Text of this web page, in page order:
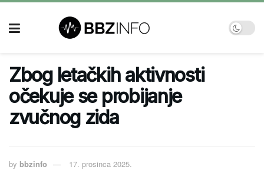
Zbog letačkih aktivnosti
očekuje se probijanje
zvučnog zida
by bbzinfo 17. prosinca 2025.